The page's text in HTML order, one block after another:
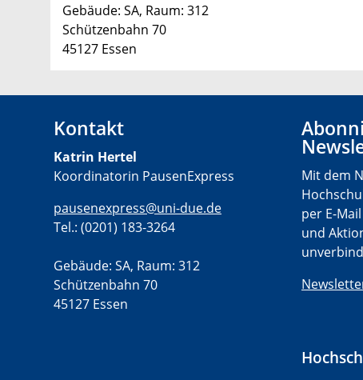
Gebäude: SA, Raum: 312
Schützenbahn 70
45127 Essen
Kontakt
Katrin Hertel
Koordinatorin PausenExpress
pausenexpress@uni-due.de
Tel.: (0201) 183-3264
Gebäude: SA, Raum: 312
Schützenbahn 70
45127 Essen
Mit dem
per E-
und